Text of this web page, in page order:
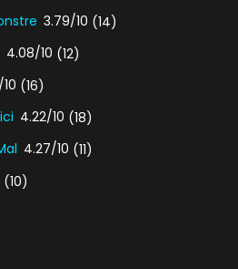
3.79/10 (14)
4.08/10 (12)
(16)
4.22/10 (18)
4.27/10 (11)
(10)